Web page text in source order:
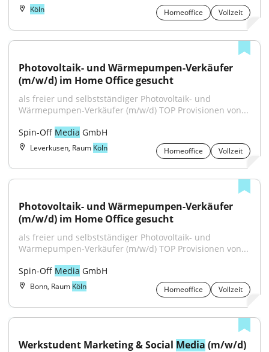
Köln Homeoffice Vollzeit
Photovoltaik- und Wärmepumpen-Verkäufer
(m/w/d) im Home Office gesucht
als freier und selbstständiger Photovoltaik- und
Wärmepumpen-Verkäufer (m/w/d) TOP Provisionen von...
Spin-Off Media GmbH
Leverkusen, Raum Köln Homeoffice Vollzeit
Photovoltaik- und Wärmepumpen-Verkäufer
(m/w/d) im Home Office gesucht
als freier und selbstständiger Photovoltaik- und
Wärmepumpen-Verkäufer (m/w/d) TOP Provisionen von...
Spin-Off Media GmbH
Bonn, Raum Köln Homeoffice Vollzeit
Werkstudent Marketing & Social Media (m/w/d)